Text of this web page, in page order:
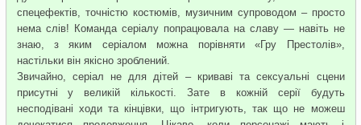
спецефектів, точністю костюмів, музичним супроводом – просто
нема слів! Команда серіалу попрацювала на славу — навіть не
знаю, з яким серіалом можна порівняти «Гру Престолів»,
настільки він якісно зроблений.
Звичайно, серіал не для дітей – криваві та сексуальні сцени
присутні у великій кількості. Зате в кожній серії будуть
несподівані ходи та кінцівки, що інтригують, так що не можеш